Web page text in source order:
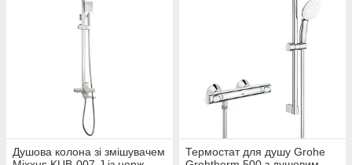
Душова колона зі змішувачем
Термостат для душу Grohe